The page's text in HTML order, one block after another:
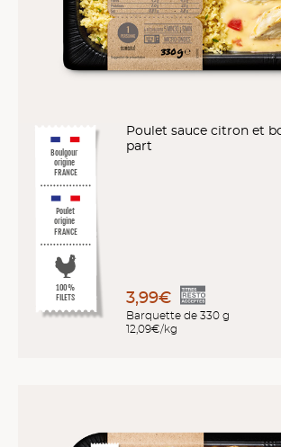
Poulet
origine
FRANCE
Boulgour
origine
FRANCE
100%
FILETS
Poulet sauce citron et
part
3,99€
Barquette de 330 g
12,09€/kg